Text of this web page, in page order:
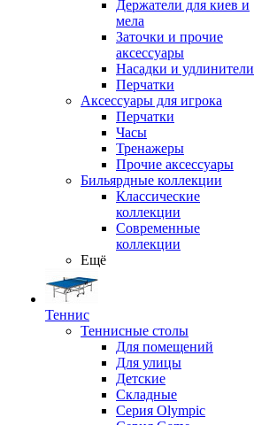
Держатели для киев и
мела
Заточки и прочие
аксессуары
Насадки и удлинители
Перчатки
Аксессуары для игрока
Перчатки
Часы
Тренажеры
Прочие аксессуары
Бильярдные коллекции
Классические
коллекции
Современные
коллекции
Ещё
Теннис
Теннисные столы
Для помещений
Для улицы
Детские
Складные
Серия Olympic